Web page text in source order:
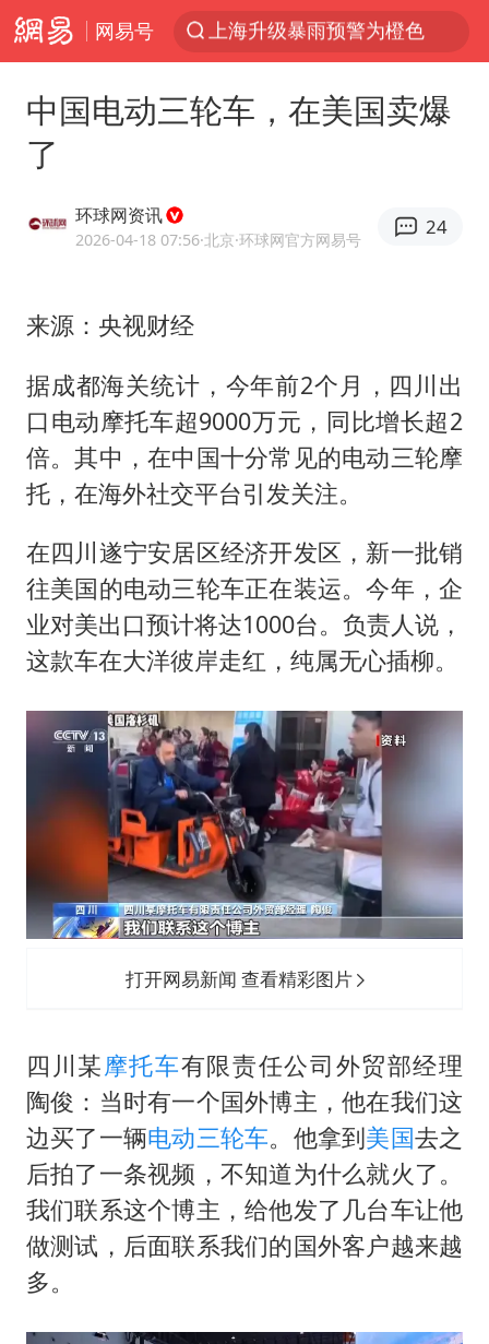
网易号
“白海豚”逼近浙闽沿海
浙江海域将现5到8米巨浪到狂浪
方桃子代言广告视频已下架
上海大部迎大暴雨
WTT横滨冠军赛女单四强国乒占三席
构建更高水平的全民健身公共服务体系
中国电动三轮车，在美国卖爆
了
环球网资讯
2026-04-18 07:56·北京·环球网官方网易号
24
来源：央视财经
据成都海关统计，今年前2个月，四川出
口电动摩托车超9000万元，同比增长超2
倍。其中，在中国十分常见的电动三轮摩
托，在海外社交平台引发关注。
在四川遂宁安居区经济开发区，新一批销
往美国的电动三轮车正在装运。今年，企
业对美出口预计将达1000台。负责人说，
这款车在大洋彼岸走红，纯属无心插柳。
打开网易新闻 查看精彩图片
四川某摩托车有限责任公司外贸部经理
陶俊：当时有一个国外博主，他在我们这
边买了一辆电动三轮车。他拿到美国去之
后拍了一条视频，不知道为什么就火了。
我们联系这个博主，给他发了几台车让他
做测试，后面联系我们的国外客户越来越
多。